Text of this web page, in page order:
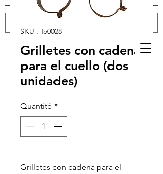
Se connecter
SKU : To0028
Grilletes con cadena
para el cuello (dos
unidades)
Quantité *
Grilletes con cadena para el